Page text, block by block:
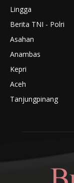
Lingga
Berita TNI - Polri
Asahan
Anambas
Kepri
Aceh
Tanjungpinang